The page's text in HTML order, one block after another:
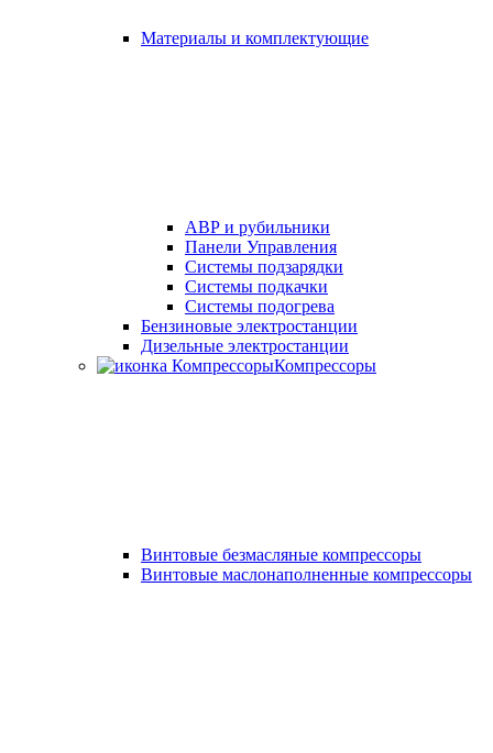
Материалы и комплектующие
АВР и рубильники
Панели Управления
Системы подзарядки
Системы подкачки
Системы подогрева
Бензиновые электростанции
Дизельные электростанции
Компрессоры
Винтовые безмасляные компрессоры
Винтовые маслонаполненные компрессоры